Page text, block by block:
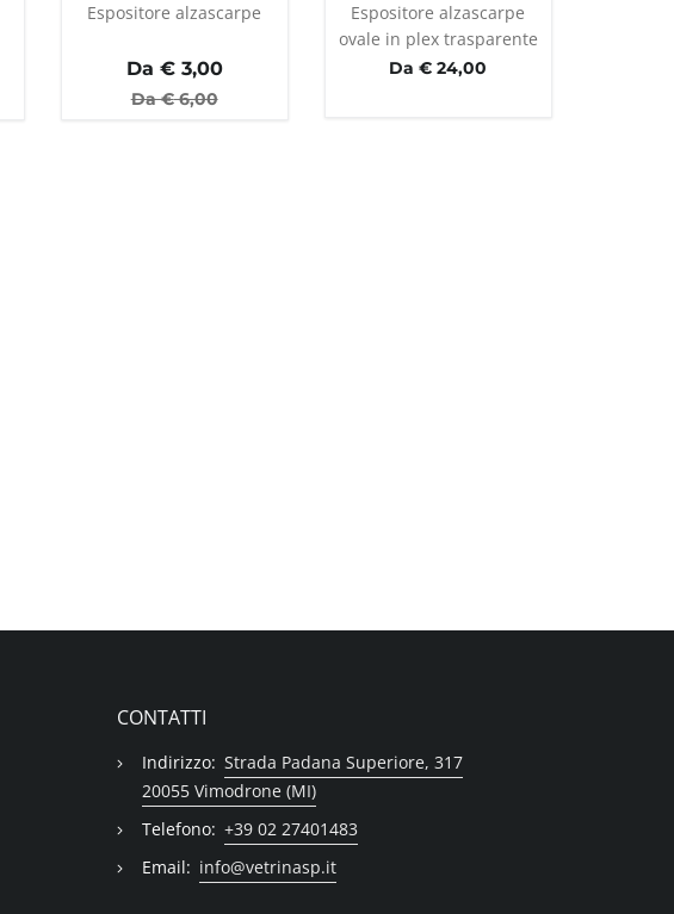
Espositore alzascarpe
Da €3,00
Da €6,00
Espositore alzascarpe
ovale in plex trasparente
Da € 24,00
CONTATTI
Indirizzo: Strada Padana Superiore, 317
20055 Vimodrone (MI)
Telefono: +39 02 27401483
Email: info@vetrinasp.it